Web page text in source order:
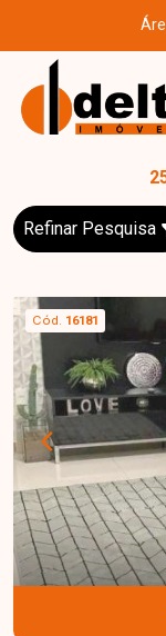
Refinar Pesquisa
Cód. 16181